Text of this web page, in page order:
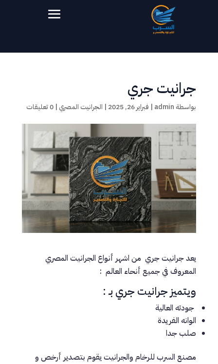
جرانيت جري
بواسطة admin
| فبراير 26, 2025 | الجرانيت المصري | 0 تعليقات
يعد جرانيت جري من اشهر أنواع الجرانيت المصري
المعروف في جميع أنحاء العالم :
ويتميز جرانيت جري بـ :
جودته العالية
الوانه الفريدة
صلب جدا
مصنع السرب للرخام والجرانيت يقوم بتصدير أرخص و